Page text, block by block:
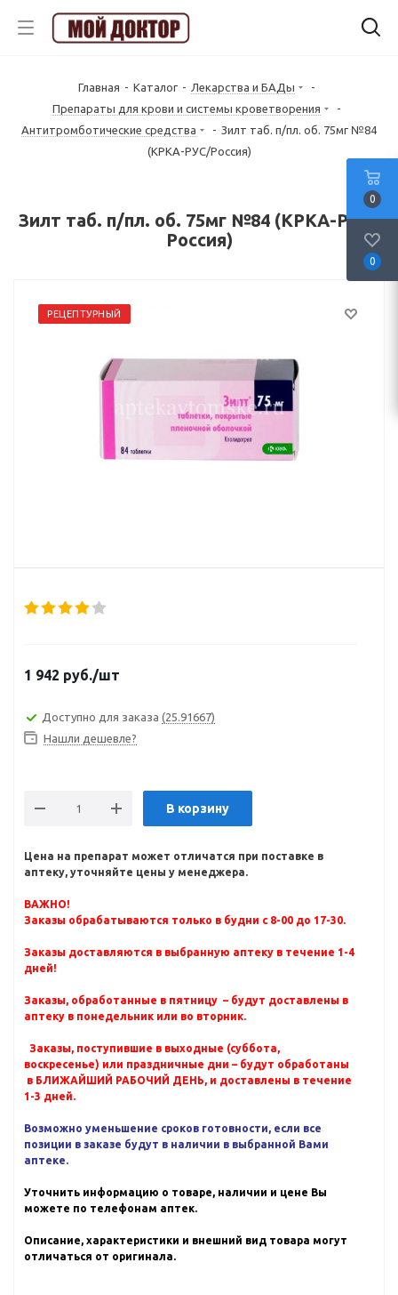
Главная - Каталог - Лекарства и БАДы
-
Препараты для крови и системы кроветворения
-
Антитромботические средства
- Зилт таб. п/пл. об. 75мг №84
(КРКА-РУС/Россия)
Зилт таб. п/пл. об. 75мг №84 (КРКА-РУС/
Россия)
РЕЦЕПТУРНЫЙ
1 942 руб./шт
Доступно для заказа (25.91667)
Нашли дешевле?
В корзину
Цена на препарат может отличатся при поставке в
аптеку, уточняйте цены у менеджера.
ВАЖНО!
Заказы обрабатываются только в будни с 8-00 до 17-30.
Заказы доставляются в выбранную аптеку в течение 1-4
дней!
Заказы, обработанные в пятницу – будут доставлены в
аптеку в понедельник или во вторник.
Заказы, поступившие в выходные (суббота,
воскресенье) или праздничные дни – будут обработаны
в БЛИЖАЙШИЙ РАБОЧИЙ ДЕНЬ, и доставлены в течение
1-3 дней.
Возможно уменьшение сроков готовности, если все
позиции в заказе будут в наличии в выбранной Вами
аптеке.
Уточнить информацию о товаре, наличии и цене Вы
можете по телефонам аптек.
Описание, характеристики и внешний вид товара могут
отличаться от оригинала.
0
0